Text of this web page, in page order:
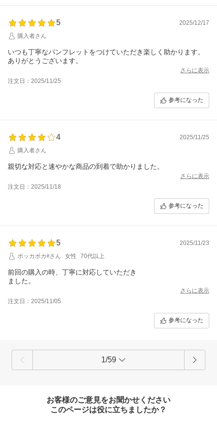
5
2025/12/17
購入者さん
いつも丁寧なパンフレットをつけていただき楽しく助かります。
ありがとうございます。
さらに表示
注文日：2025/11/25
参考になった
4
2025/11/25
購入者さん
親切な対応と速やかな商品の到着で助かりました。
さらに表示
注文日：2025/11/18
参考になった
5
2025/11/23
ポッカポカ#さん
女性 70代以上
前回の購入の時、丁寧に対応していただき
ました。
さらに表示
注文日：2025/11/05
参考になった
1/59
お客様のご意見をお聞かせください
このページは役に立ちましたか？